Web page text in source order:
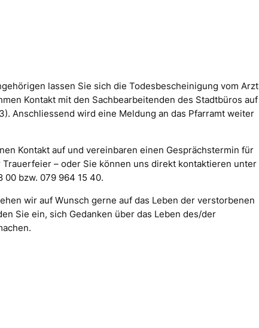
lassen Sie sich die Todesbescheinigung vom Arzt
Kontakt mit den Sachbearbeitenden des Stadtbüros auf
Anschliessend wird eine Meldung an das Pfarramt weiter
Kontakt auf und vereinbaren einen Gesprächstermin für
Trauerfeier – oder Sie können uns direkt kontaktieren unter
00 bzw. 079 964 15 40.
wir auf Wunsch gerne auf das Leben der verstorbenen
Sie ein, sich Gedanken über das Leben des/der